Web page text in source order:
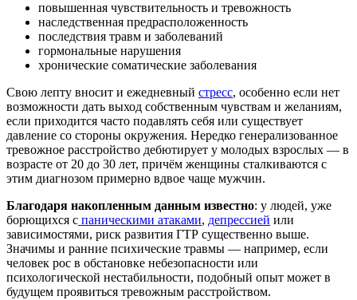
повышенная чувствительность и тревожность
наследственная предрасположенность
последствия травм и заболеваний
гормональные нарушения
хронические соматические заболевания
Свою лепту вносит и ежедневный стресс, особенно если нет
возможности дать выход собственным чувствам и желаниям,
если приходится часто подавлять себя или существует
давление со стороны окружения. Нередко генерализованное
тревожное расстройство дебютирует у молодых взрослых — в
возрасте от 20 до 30 лет, причём женщины сталкиваются с
этим диагнозом примерно вдвое чаще мужчин.
Благодаря накопленным данным известно: у людей, уже
борющихся с паническими атаками, депрессией или
зависимостями, риск развития ГТР существенно выше.
Значимы и ранние психические травмы — например, если
человек рос в обстановке небезопасности или
психологической нестабильности, подобный опыт может в
будущем проявиться тревожным расстройством.